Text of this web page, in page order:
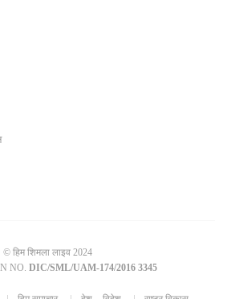
© हिम शिमला लाइव 2024
NO. DIC/SML/UAM-174/2016 3345